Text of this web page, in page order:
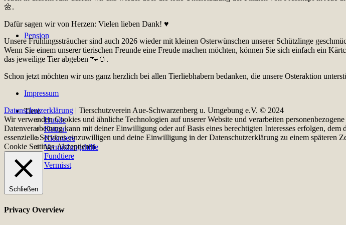
Pension
Tiere
Hunde
Katzen
Kleintiere
Vermittlungshilfe
Fundtiere
Vermisst
🌼.
Dafür sagen wir von Herzen: Vielen lieben Dank! ♥️
Unsere Frühlingssträucher sind auch 2026 wieder mit kleinen Osterwünschen unserer Schützlinge
Wenn Sie einem unserer tierischen Freunde eine Freude machen möchten, können Sie sich einfach ein
das jeweilige Tier abgeben 🐾🥚.
Schon jetzt möchten wir uns ganz herzlich bei allen Tierliebhabern bedanken, die unsere Osteraktion
Impressum
Datenschutzerklärung | Tierschutzverein Aue-Schwarzenberg u. Umgebung e.V. © 2024
Wir verwenden Cookies und ähnliche Technologien auf unserer Website und verarbeiten
Datenverarbeitung kann mit deiner Einwilligung oder auf Basis eines berechtigten Interesses erfolgen,
essenzielle Services einzuwilligen und deine Einwilligung in der Datenschutzerklärung zu einem späteren
Cookie Settings Akzeptieren
Schließen
Privacy Overview